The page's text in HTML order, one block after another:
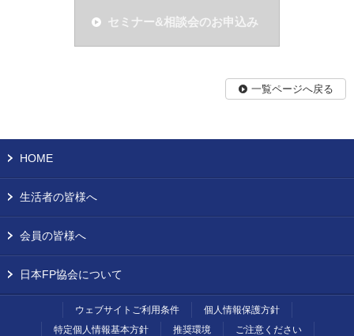
セミナー&相談会のお申込み
一覧ページへ戻る
HOME
生活者の皆様へ
会員の皆様へ
日本FP協会について
ウェブサイトご利用条件
個人情報保護方針
特定個人情報基本方針
推奨環境 ご注意ください